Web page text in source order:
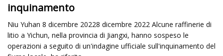
inquinamento
Niu Yuhan 8 dicembre 20228 dicembre 2022 Alcune raffinerie di
litio a Yichun, nella provincia di Jiangxi, hanno sospeso le
operazioni a seguito di un'indagine ufficiale sull'inquinamento del